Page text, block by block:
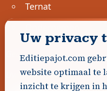
Ternat
Geen advertenties
Uw advertentie hier?
Uw privacy
Editiepajot.com
website optimaal te
inzicht te krijgen in